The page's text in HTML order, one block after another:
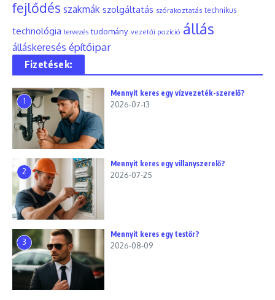
fejlődés szakmák szolgáltatás szórakoztatás technikus
technológia tervezés tudomány vezetői pozíció állás
álláskeresés építőipar
Fizetések:
1
Mennyit keres egy vízvezeték-szerelő?
2026-07-13
2
Mennyit keres egy villanyszerelő?
2026-07-25
3
Mennyit keres egy testőr?
2026-08-09